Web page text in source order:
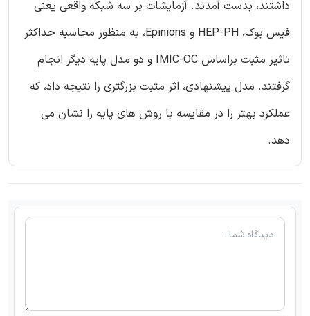
داشتند، بدست آمدند. آزمایشات بر سه شبکه واقعی یعنی
فیس بوک، HEP-PH و Epinions، به منظور محاسبه حداکثر
تاثیر مثبت براساس IMIC-OC و دو مدل پایه دیگر انجام
گرفتند. مدل پیشنهادی، اثر مثبت بزرگتری را نتیجه داد، که
عملکرد بهتر را در مقایسه با روش های پایه را نشان می
دهد.